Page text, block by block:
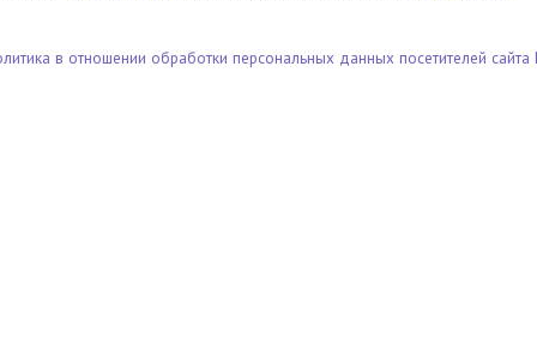
в отношении обработки персональных данных посетителей